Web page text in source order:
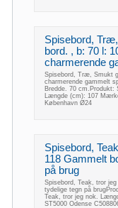
Spisebord,
bord. , b: 70 l:
charmerende
Spisebord, Træ, Smukt
charmerende gammelt
Bredde. 70 cm.Produkt:
Længde (cm): 107
København Ø24
Spisebord,
118 Gammelt
på brug
Spisebord, Teak, tror
tydelige tegn på
Teak, tror jeg nok.
ST5000 Odense